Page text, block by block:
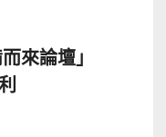
而來論壇」